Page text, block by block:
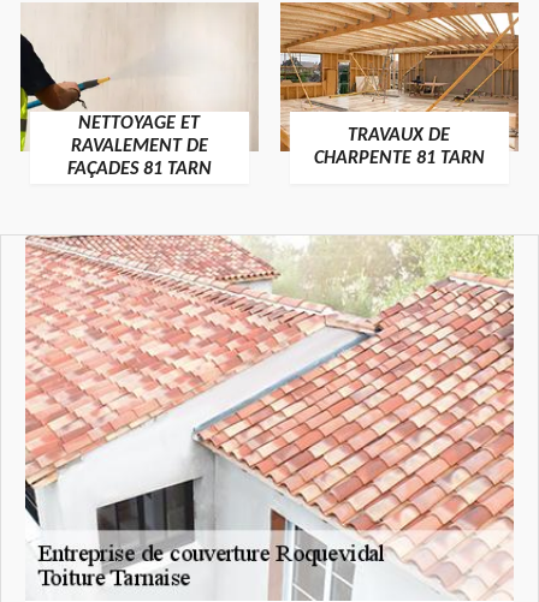
NETTOYAGE ET
RAVALEMENT DE
FAÇADES 81 TARN
TRAVAUX DE
CHARPENTE 81 TARN